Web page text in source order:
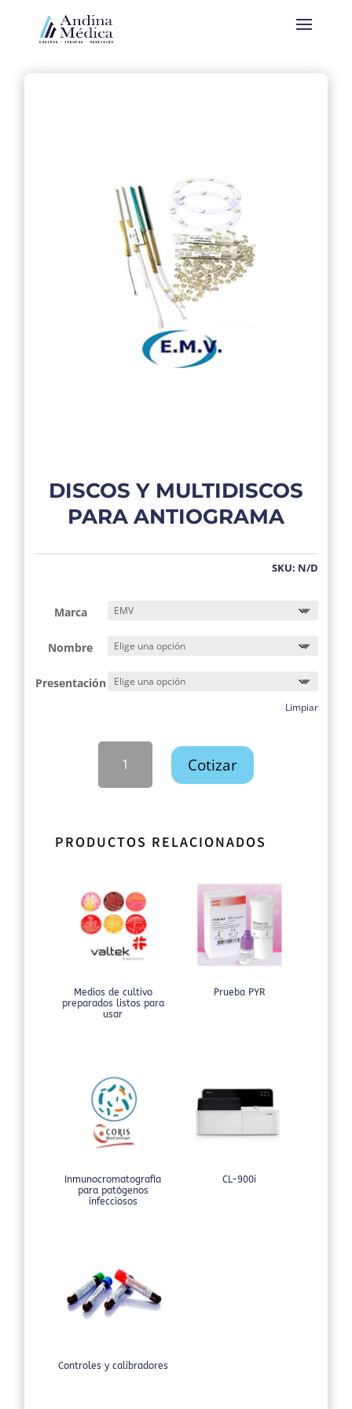
DISCOS Y MULTIDISCOS
PARA ANTIOGRAMA
SKU: N/D
Marca
Nombre
Presentación
Limpiar
multidiscos
cantidad
Cotizar
PRODUCTOS RELACIONADOS
Medios de cultivo
preparados listos para
usar
Prueba PYR
Inmunocromatografía
para patógenos
infecciosos
CL-900i
Controles y calibradores